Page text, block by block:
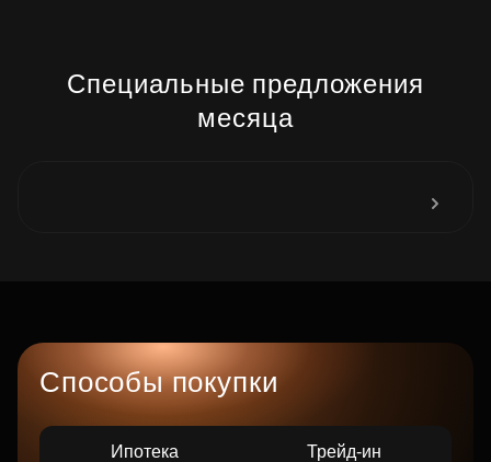
Специальные предложения
месяца
Способы покупки
Ипотека Трейд-ин